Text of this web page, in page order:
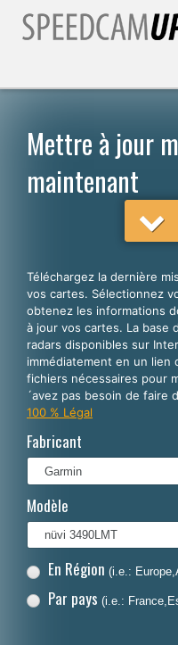
CHOISISSEZ VOTRE LANGUE
English
Español
Português
Deutsch
Italiano
Polski
Nederlands
Dansk
Mettre à jour
maintenant
Téléchargez la dernière
vos cartes. Sélectionnez
obtenez les informations
à jour vos cartes. La base
radars disponibles sur
immédiatement en un
fichiers nécessaires pour
´avez pas besoin de faire
100 % Légal
Fabricant
Modèle
En Région (i.e.:
Par pays (i.e.: